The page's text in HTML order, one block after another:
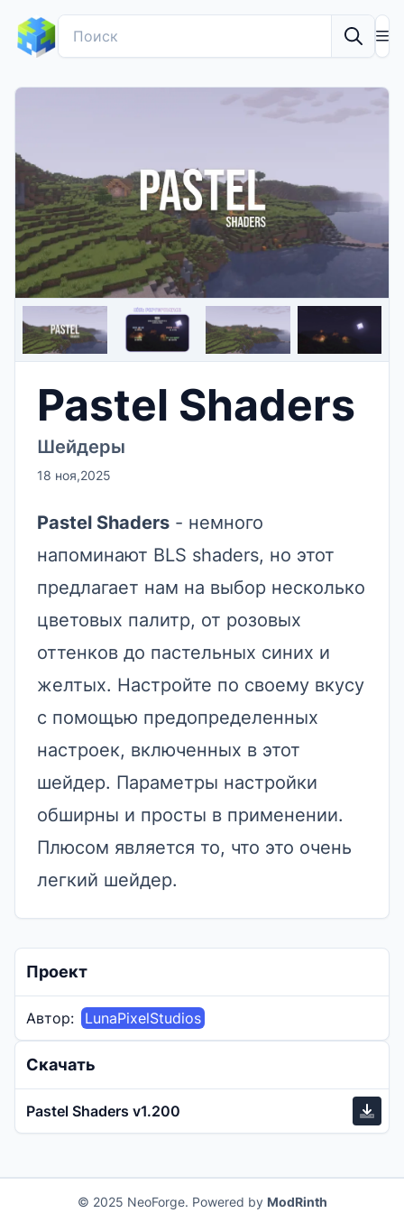
Pastel Shaders
Шейдеры
18 ноя,2025
Pastel Shaders - немного
напоминают BLS shaders, но этот
предлагает нам на выбор несколько
цветовых палитр, от розовых
оттенков до пастельных синих и
желтых. Настройте по своему вкусу
с помощью предопределенных
настроек, включенных в этот
шейдер. Параметры настройки
обширны и просты в применении.
Плюсом является то, что это очень
легкий шейдер.
Проект
Автор: LunaPixelStudios
Скачать
Pastel Shaders v1.200
© 2025 NeoForge. Powered by ModRinth